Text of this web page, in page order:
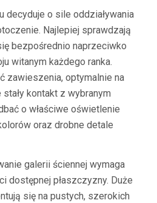
decyduje o sile oddziaływania
Najlepiej sprawdzają
bezpośrednio naprzeciwko
witanym każdego ranka.
zawieszenia, optymalnie na
kontakt z wybranym
o właściwe oświetlenie
oraz drobne detale
galerii ściennej wymaga
dostępnej płaszczyzny. Duże
się na pustych, szerokich